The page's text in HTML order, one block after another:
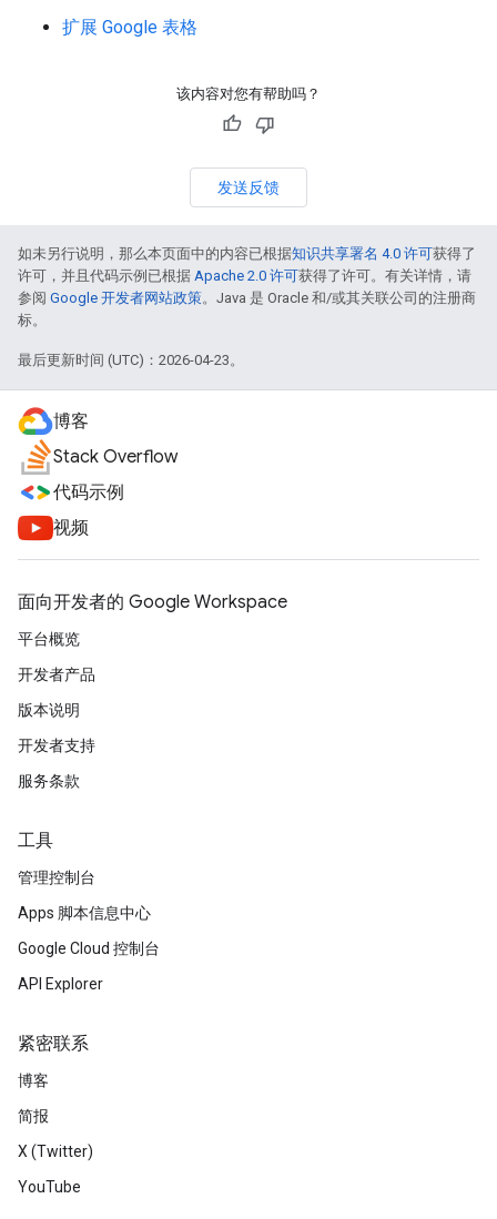
扩展 Google 表格
该内容对您有帮助吗？
发送反馈
如未另行说明，那么本页面中的内容已根据知识共享署名 4.0 许可获得了
许可，并且代码示例已根据 Apache 2.0 许可获得了许可。有关详情，请
参阅 Google 开发者网站政策。Java 是 Oracle 和/或其关联公司的注册商
标。
最后更新时间 (UTC)：2026-04-23。
博客
Stack Overflow
代码示例
视频
面向开发者的 Google Workspace
平台概览
开发者产品
版本说明
开发者支持
服务条款
工具
管理控制台
Apps 脚本信息中心
Google Cloud 控制台
API Explorer
紧密联系
博客
简报
X (Twitter)
YouTube